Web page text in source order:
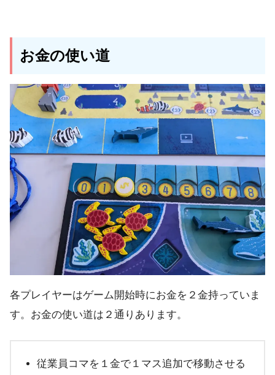
お金の使い道
各プレイヤーはゲーム開始時にお金を２金持っていま
す。お金の使い道は２通りあります。
従業員コマを１金で１マス追加で移動させる